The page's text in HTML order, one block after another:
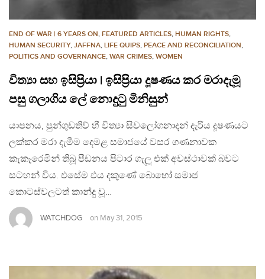
END OF WAR | 6 YEARS ON, FEATURED ARTICLES, HUMAN RIGHTS,
HUMAN SECURITY, JAFFNA, LIFE QUIPS, PEACE AND RECONCILIATION,
POLITICS AND GOVERNANCE, WAR CRIMES, WOMEN
විත්‍යා සහ ඉසිප්‍රියා | ඉසිප්‍රියා දූෂණය කර මරාදැමූ
පසු ගලාගිය ලේ නොදුටු මිනිසුන්
යාපනය, පුන්ගුඩතිව් හී විත්‍යා සිවලෝගනාදන් දැරිය දූෂණයට
ලක්කර මරා දැමීම දෙමළ සමාජයේ වසර ගණනාවක
කැකෑරෙමින් තිබූ පීඩනය පිටාර ගැලූ එක් අවස්ථාවක් බවට
සටහන් විය. එසේම එය දකුණේ බොහෝ සමාජ
කොටස්වලටත් කාන්දු වූ…
WATCHDOG on May 31, 2015